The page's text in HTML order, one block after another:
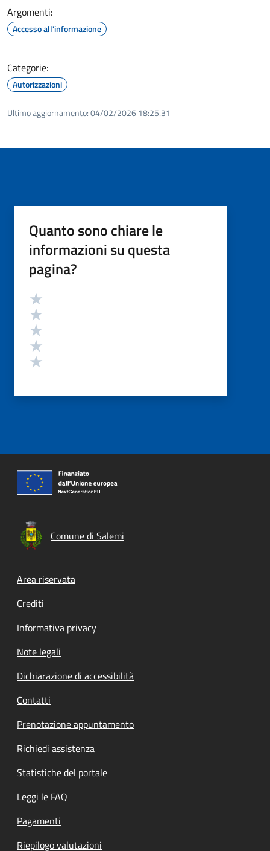
Argomenti:
Accesso all'informazione
Categorie:
Autorizzazioni
Ultimo aggiornamento:04/02/2026 18:25.31
Quanto sono chiare le
informazioni su questa
pagina?
Valutazione
Comune di Salemi
Footer menu
Area riservata
Crediti
Informativa privacy
Note legali
Dichiarazione di accessibilità
Contatti
Prenotazione appuntamento
Richiedi assistenza
Statistiche del portale
Leggi le FAQ
Pagamenti
Riepilogo valutazioni